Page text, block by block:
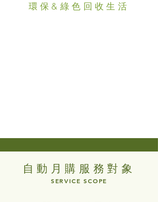
環保&綠色回收生活
自動月購服務對象
SERVICE SCOPE